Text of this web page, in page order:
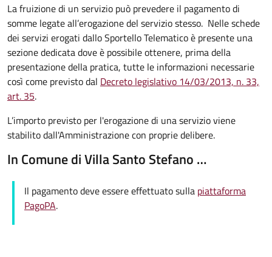
La fruizione di un servizio può prevedere il pagamento di
somme legate all’erogazione del servizio stesso. Nelle schede
dei servizi erogati dallo Sportello Telematico è presente una
sezione dedicata dove è possibile ottenere, prima della
presentazione della pratica, tutte le informazioni necessarie
così come previsto dal Decreto legislativo 14/03/2013, n. 33,
art. 35.
L’importo previsto per l'erogazione di una servizio viene
stabilito dall'Amministrazione con proprie delibere.
In Comune di Villa Santo Stefano …
Il pagamento deve essere effettuato sulla piattaforma
PagoPA.